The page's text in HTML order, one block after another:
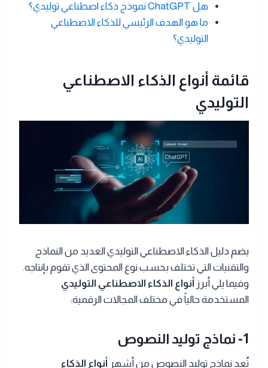
هل ChatGPT نموذج ذكاء اصطناعي توليدي؟
ما هو الهدف الرئيسي للذكاء الاصطناعي
التوليدي؟
قائمة أنواع الذكاء الاصطناعي
التوليدي
يضم دليل الذكاء الاصطناعي التوليدي العديد من النماذج
والتقنيات التي تختلف بحسب نوع المحتوى الذي تقوم بإنتاجه.
وفيما يلي أبرز أنواع الذكاء الاصطناعي التوليدي
المستخدمة حالياً في مختلف المجالات الرقمية:
1- نماذج توليد النصوص
تُعد نماذج توليد النصوص من أشهر أنواع الذكاء